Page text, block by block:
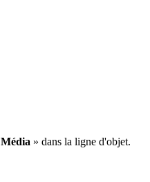
Média » dans la ligne d'objet.